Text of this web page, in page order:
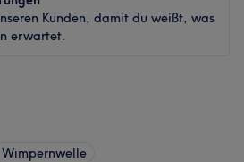
Kunden, damit du weißt, was
erwartet.
Wimpernwelle